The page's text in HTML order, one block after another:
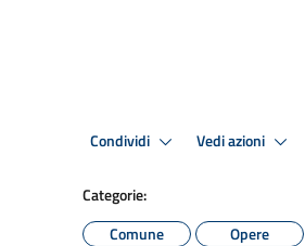
Condividi Vedi azioni
Categorie:
Comune
Opere